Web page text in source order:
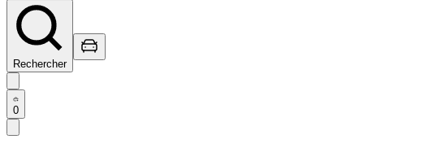
Rechercher
0